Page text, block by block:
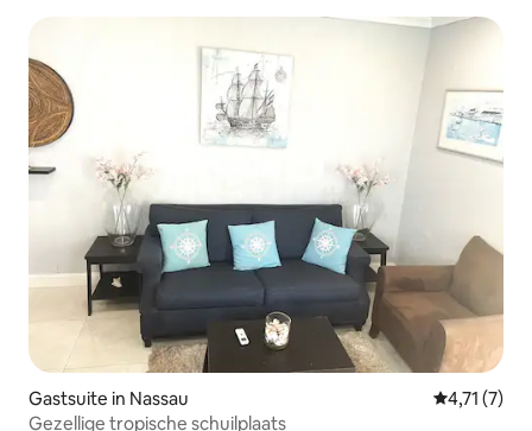
Gastsuite in Nassau
4,71 (7)
Gezellige tropische schuilplaats